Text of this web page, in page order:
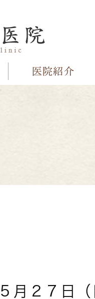
医院紹介
月２７日（